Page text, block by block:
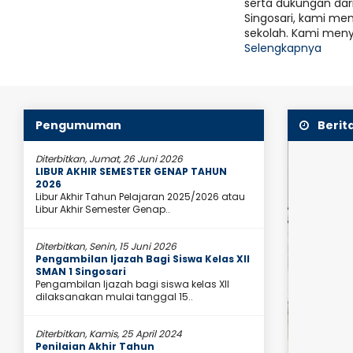
serta dukungan
Singosari, kami
sekolah. Kami
Selengkapnya
dan Semakin Nikmat Hasilnya..."
7
tema
Pengumuman
Diterbitkan, Jumat, 26 Juni 2026
LIBUR AKHIR SEMESTER GENAP TAHUN
2026
Libur Akhir Tahun Pelajaran 2025/2026 atau
Libur Akhir Semester Genap..
Diterbitkan, Senin, 15 Juni 2026
Pengambilan Ijazah Bagi Siswa Kelas XII
SMAN 1 Singosari
Pengambilan Ijazah bagi siswa kelas XII
dilaksanakan mulai tanggal 15..
Diterbitkan, Kamis, 25 April 2024
Penilaian Akhir Tahun